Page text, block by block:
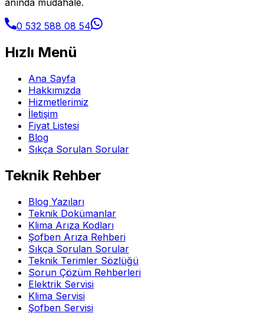
anında müdahale.
0 532 588 08 54
Hızlı Menü
Ana Sayfa
Hakkımızda
Hizmetlerimiz
İletişim
Fiyat Listesi
Blog
Sıkça Sorulan Sorular
Teknik Rehber
Blog Yazıları
Teknik Dokümanlar
Klima Arıza Kodları
Şofben Arıza Rehberi
Sıkça Sorulan Sorular
Teknik Terimler Sözlüğü
Sorun Çözüm Rehberleri
Elektrik Servisi
Klima Servisi
Şofben Servisi